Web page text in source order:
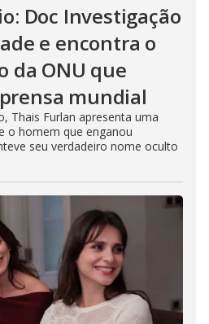
Doc Investigação
e encontra o
da ONU que
mundial
Thais Furlan apresenta uma
o homem que enganou
seu verdadeiro nome oculto